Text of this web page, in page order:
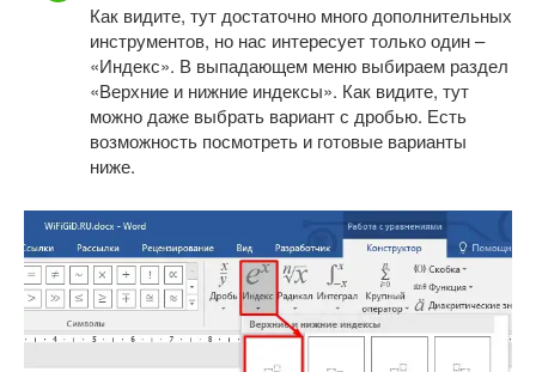
Как видите, тут достаточно много дополнительных
инструментов, но нас интересует только один –
«Индекс». В выпадающем меню выбираем раздел
«Верхние и нижние индексы». Как видите, тут
можно даже выбрать вариант с дробью. Есть
возможность посмотреть и готовые варианты
ниже.